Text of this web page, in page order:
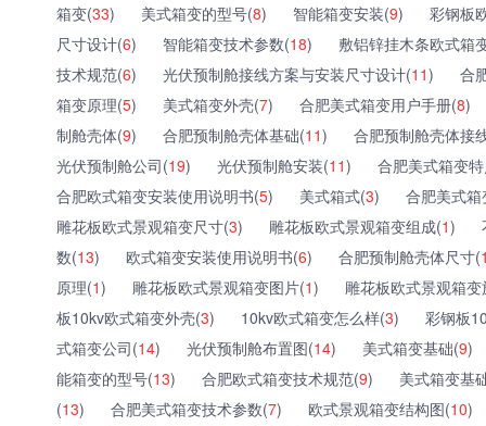
箱变(33) 美式箱变的型号(8) 智能箱变安装(9)
彩钢板
尺寸设计(6) 智能箱变技术参数(18)
敷铝锌挂木条欧式箱
技术规范(6) 光伏预制舱接线方案与安装尺寸设计(11)
合
箱变原理(5) 美式箱变外壳(7) 合肥美式箱变用户手册(8)
制舱壳体(9) 合肥预制舱壳体基础(11)
合肥预制舱壳体接
光伏预制舱公司(19) 光伏预制舱安装(11)
合肥美式箱变
合肥欧式箱变安装使用说明书(5) 美式箱式(3)
合肥美式
雕花板欧式景观箱变尺寸(3) 雕花板欧式景观箱变组成(1)
数(13) 欧式箱变安装使用说明书(6) 合肥预制舱壳体尺寸(
原理(1) 雕花板欧式景观箱变图片(1)
雕花板欧式景观箱
板10kv欧式箱变外壳(3) 10kv欧式箱变怎么样(3)
彩钢板
式箱变公司(14) 光伏预制舱布置图(14) 美式箱变基础(9)
能箱变的型号(13) 合肥欧式箱变技术规范(9)
美式箱变基
(13) 合肥美式箱变技术参数(7) 欧式景观箱变结构图(10)